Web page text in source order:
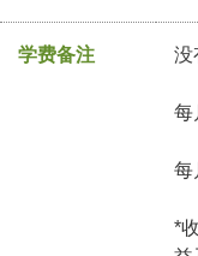
学费备注 没
每
每
*